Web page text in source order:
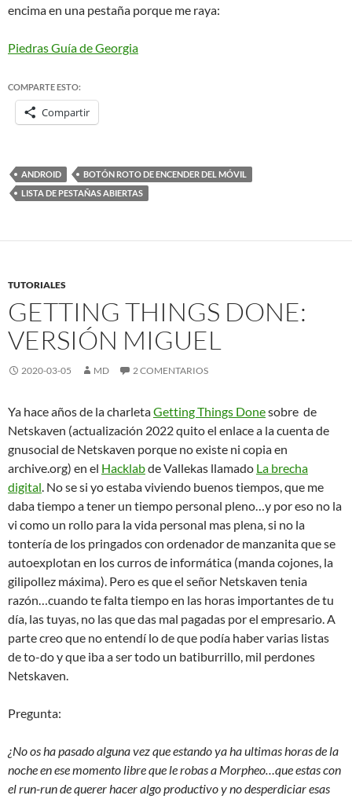
encima en una pestaña porque me raya:
Piedras Guía de Georgia
COMPARTE ESTO:
Compartir
ANDROID
BOTÓN ROTO DE ENCENDER DEL MÓVIL
LISTA DE PESTAÑAS ABIERTAS
TUTORIALES
GETTING THINGS DONE:
VERSIÓN MIGUEL
2020-03-05 MD 2 COMENTARIOS
Ya hace años de la charletaGetting Things Donesobre de
Netskaven (actualización 2022 quito el enlace a la cuenta de
gnusocial de Netskaven porque no existe ni copia en
archive.org) en el Hacklabde Vallekas llamado La brecha
digital. No se si yo estaba viviendo buenos tiempos, que me
daba tiempo a tener un tiempo personal pleno…y por eso no la
vi como un rollo para la vida personal mas plena, si no la
tontería de los pringados con ordenador de manzanita que se
autoexplotan en los curros de informática (manda cojones, la
gilipollez máxima). Pero es que el señor Netskaven tenia
razón…cuando te falta tiempo en las horas importantes de tu
día, las tuyas, no las que das mal pagadas por el empresario. A
parte creo que no entendí lo de que podía haber varias listas
de to-do y que iba a ser todo un batiburrillo, mil perdones
Netskaven.
Pregunta:
¿No os ha pasado alguna vez que estando ya ha ultimas horas de la
noche en ese momento libre que le robas a Morpheo…que estas con
el run-run de querer hacer algo productivo y no desperdiciar esas